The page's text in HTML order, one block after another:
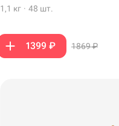
1,1 кг · 48 шт.
1399 ₽ 1869 ₽